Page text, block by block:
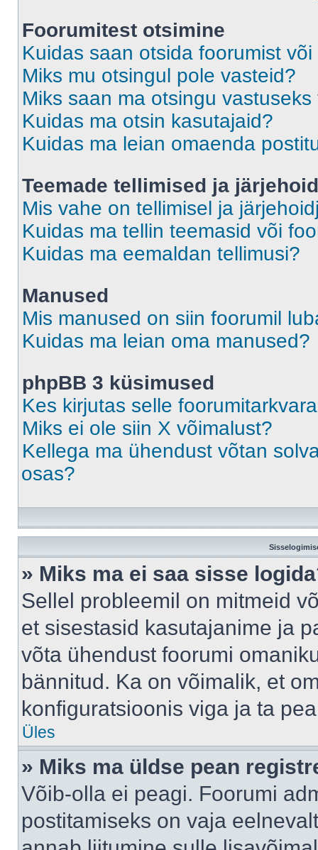
Foorumitest otsimine
Kuidas saan otsida foorumist
Miks mu otsingul pole vasteid?
Miks saan ma otsingu
Kuidas ma otsin kasutajaid?
Kuidas ma leian omaenda
Teemade tellimised ja
Mis vahe on tellimisel ja
Kuidas ma tellin teemasid või
Kuidas ma eemaldan tellimusi?
Manused
Mis manused on siin foorumil
Kuidas ma leian oma manused?
phpBB 3 küsimused
Kes kirjutas selle
Miks ei ole siin X võimalust?
Kellega ma ühendust võtan
osas?
» Miks ma ei saa sisse
Sellel probleemil on mitmeid
et sisestasid kasutajanime ja
võta ühendust foorumi
bännitud. Ka on võimalik, et
konfiguratsioonis viga ja ta
Üles
» Miks ma üldse pean
Võib-olla ei peagi. Foorumi
postitamiseks on vaja